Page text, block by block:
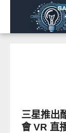
三星推出
會 VR 直